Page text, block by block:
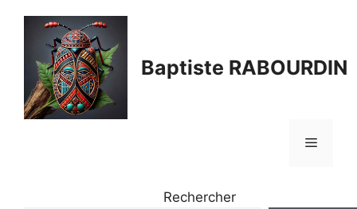
contenu
Baptiste RABOURDIN
Menu
Rechercher